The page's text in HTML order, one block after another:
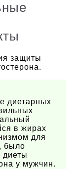
защиты
диетарных
в жирах
для
было
диеты
у мужчин.